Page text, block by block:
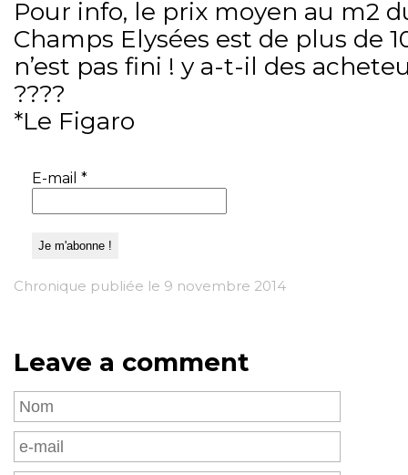
Pour info, le prix moyen au m2
Champs Elysées est de plus de
n’est pas fini ! y a-t-il des
????
*Le Figaro
E-mail *
Chronique publiée le 9 novembre 2014
Leave a comment